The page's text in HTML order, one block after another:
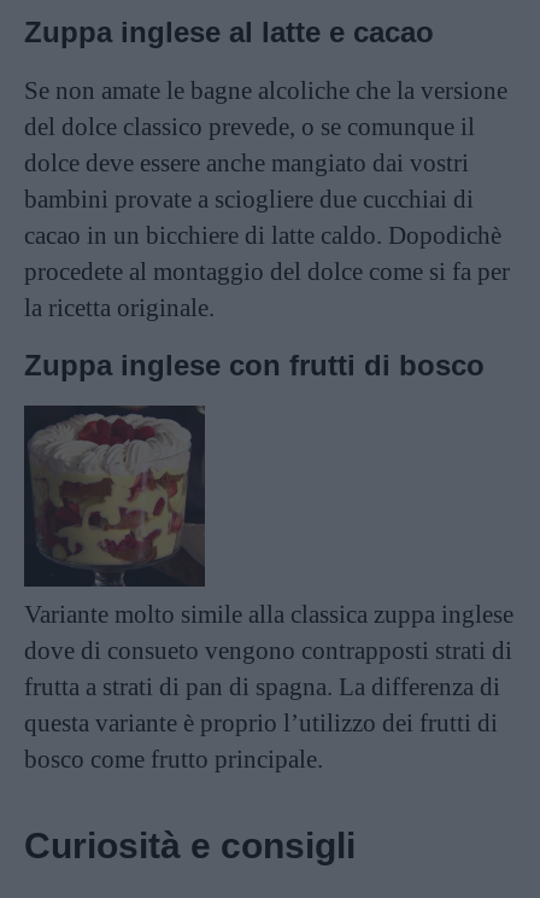
Zuppa inglese al latte e cacao
Se non amate le bagne alcoliche che la versione
del dolce classico prevede, o se comunque il
dolce deve essere anche mangiato dai vostri
bambini provate a sciogliere due cucchiai di
cacao in un bicchiere di latte caldo. Dopodichè
procedete al montaggio del dolce come si fa per
la ricetta originale.
Zuppa inglese con frutti di bosco
Variante molto simile alla classica zuppa inglese
dove di consueto vengono contrapposti strati di
frutta a strati di pan di spagna. La differenza di
questa variante è proprio l’utilizzo dei frutti di
bosco come frutto principale.
Curiosità e consigli